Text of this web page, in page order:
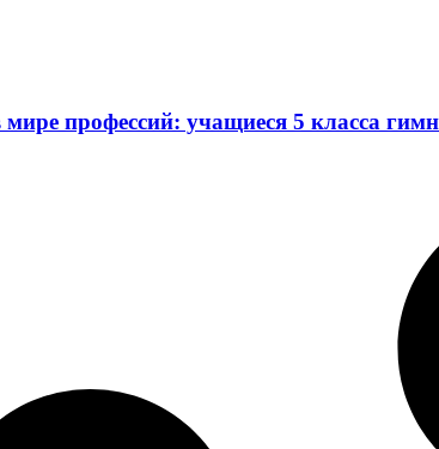
профессий: учащиеся 5 класса